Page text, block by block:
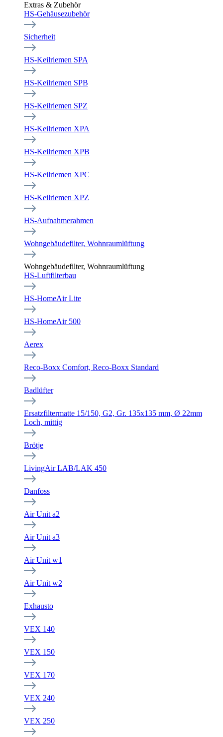
Extras & Zubehör
HS-Gehäusezubehör
Sicherheit
HS-Keilriemen SPA
HS-Keilriemen SPB
HS-Keilriemen SPZ
HS-Keilriemen XPA
HS-Keilriemen XPB
HS-Keilriemen XPC
HS-Keilriemen XPZ
HS-Aufnahmerahmen
Wohngebäudefilter, Wohnraumlüftung
Wohngebäudefilter, Wohnraumlüftung
HS-Luftfilterbau
HS-HomeAir Lite
HS-HomeAir 500
Aerex
Reco-Boxx Comfort, Reco-Boxx Standard
Badlüfter
Ersatzfiltermatte 15/150, G2, Gr. 135x135 mm, Ø 22mm
Loch, mittig
Brötje
LivingAir LAB/LAK 450
Danfoss
Air Unit a2
Air Unit a3
Air Unit w1
Air Unit w2
Exhausto
VEX 140
VEX 150
VEX 170
VEX 240
VEX 250